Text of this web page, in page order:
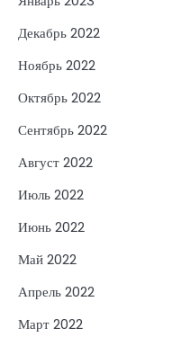
Декабрь 2022
Ноябрь 2022
Октябрь 2022
Сентябрь 2022
Август 2022
Июль 2022
Июнь 2022
Май 2022
Апрель 2022
Март 2022